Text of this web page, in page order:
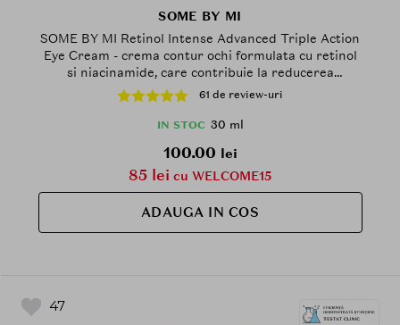
SOME BY MI
SOME BY MI Retinol Intense Advanced Triple Action
Eye Cream - crema contur ochi formulata cu retinol
si niacinamide, care contribuie la reducerea
aspectului liniilor fine si al ridurilor si la mentinerea
luminozitatii privirii - 30 ml
61 de review-uri
IN STOC 30 ml
100.00 lei
85 lei cu WELCOME15
ADAUGA IN COS
47